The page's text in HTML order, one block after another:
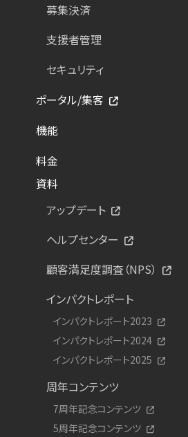
募集決済
支援者管理
セキュリティ
ポータル/集客
機能
料金
資料
アップデート
ヘルプセンター
顧客満足度調査（NPS）
インパクトレポート
インパクトレポート2023
インパクトレポート2024
インパクトレポート2025
周年コンテンツ
7周年記念コンテンツ
5周年記念コンテンツ